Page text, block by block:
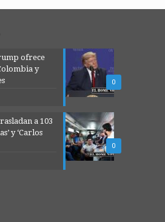
0
ofrece
y
0
a 103
y ‘Carlos